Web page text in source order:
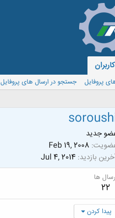
کاربران
پروفایل
جستجو در ارسال های پروفایل
جدید
Feb 19, 2008
بازدید Jul 4, 2014
ها
22
پیدا کردن